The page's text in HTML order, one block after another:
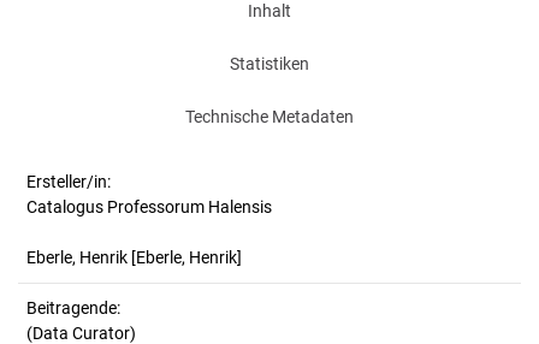
Inhalt
Statistiken
Technische Metadaten
Ersteller/in:
Catalogus Professorum Halensis
Eberle, Henrik [Eberle, Henrik]
Beitragende:
(Data Curator)